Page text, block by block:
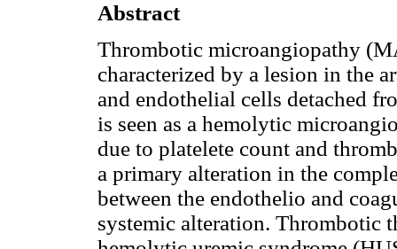
Abstract
Thrombotic microangiopathy
characterized by a lesion in the
and endothelial cells detached
is seen as a hemolytic
due to platelete count and
a primary alteration in the
between the endothelio and
systemic alteration. Thrombotic